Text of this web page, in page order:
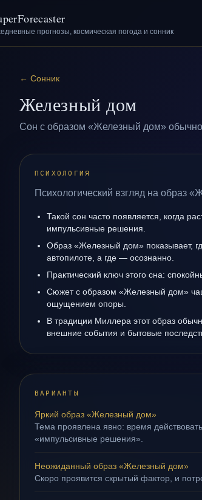
прогнозы, космическая погода и сонник
← Сонник
Железный дом
Сон с образом «Железный дом»
ПСИХОЛОГИЯ
Психологический взгляд на образ
Такой сон часто появляется, когда
импульсивные решения.
Образ «Железный дом» показывает,
автопилоте, а где — осознанно.
Практический ключ этого сна:
Сюжет с образом «Железный дом»
ощущением опоры.
В традиции Миллера этот образ
внешние события и бытовые
ВАРИАНТЫ
Яркий образ «Железный дом»
Тема проявлена явно: время
«импульсивные решения».
Неожиданный образ «Железный дом»
Скоро проявится скрытый фактор, и